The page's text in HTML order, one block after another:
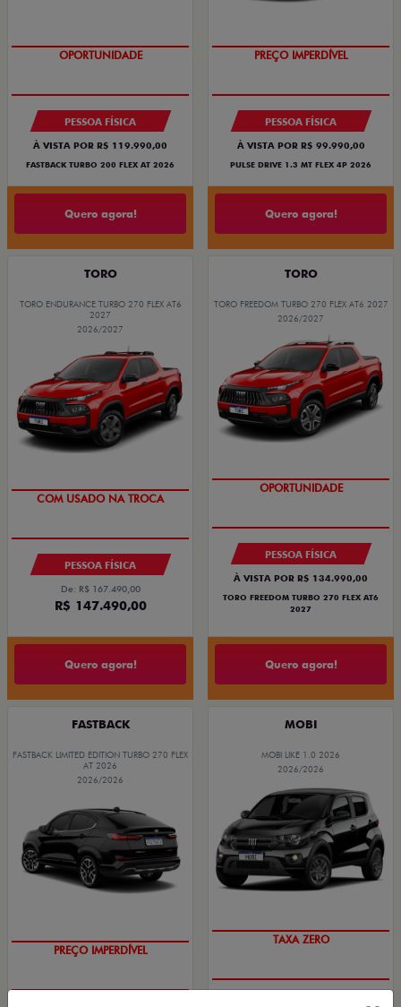
OPORTUNIDADE
PESSOA FÍSICA
À VISTA POR R$ 119.990,00
FASTBACK TURBO 200 FLEX AT 2026
Quero agora!
PREÇO IMPERDÍVEL
PESSOA FÍSICA
À VISTA POR R$ 99.990,00
PULSE DRIVE 1.3 MT FLEX 4P 2026
Quero agora!
TORO
TORO ENDURANCE TURBO 270 FLEX AT6
2027
2026/2027
COM USADO NA TROCA
PESSOA FÍSICA
De: R$ 167.490,00
R$ 147.490,00
Quero agora!
TORO
TORO FREEDOM TURBO 270 FLEX AT6 2027
2026/2027
OPORTUNIDADE
PESSOA FÍSICA
À VISTA POR R$ 134.990,00
TORO FREEDOM TURBO 270 FLEX AT6
2027
Quero agora!
FASTBACK
FASTBACK LIMITED EDITION TURBO 270 FLEX
AT 2026
2026/2026
PREÇO IMPERDÍVEL
MOBI
MOBI LIKE 1.0 2026
2026/2026
TAXA ZERO